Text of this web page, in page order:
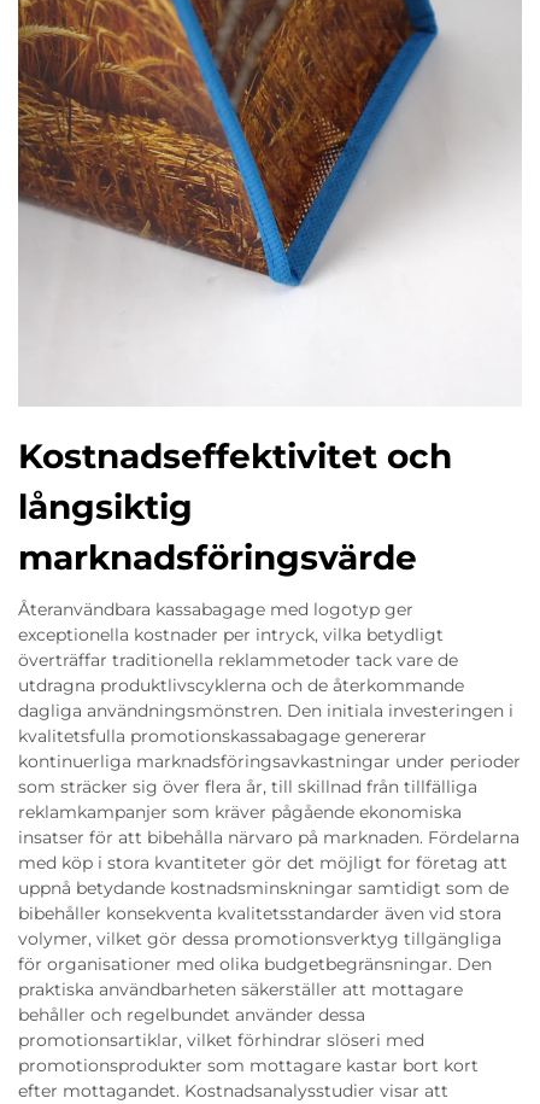
Kostnadseffektivitet och
långsiktig
marknadsföringsvärde
Återanvändbara kassabagage med logotyp ger
exceptionella kostnader per intryck, vilka betydligt
överträffar traditionella reklammetoder tack vare de
utdragna produktlivscyklerna och de återkommande
dagliga användningsmönstren. Den initiala investeringen i
kvalitetsfulla promotionskassabagage genererar
kontinuerliga marknadsföringsavkastningar under perioder
som sträcker sig över flera år, till skillnad från tillfälliga
reklamkampanjer som kräver pågående ekonomiska
insatser för att bibehålla närvaro på marknaden. Fördelarna
med köp i stora kvantiteter gör det möjligt for företag att
uppnå betydande kostnadsminskningar samtidigt som de
bibehåller konsekventa kvalitetsstandarder även vid stora
volymer, vilket gör dessa promotionsverktyg tillgängliga
för organisationer med olika budgetbegränsningar. Den
praktiska användbarheten säkerställer att mottagare
behåller och regelbundet använder dessa
promotionsartiklar, vilket förhindrar slöseri med
promotionsprodukter som mottagare kastar bort kort
efter mottagandet. Kostnadsanalysstudier visar att